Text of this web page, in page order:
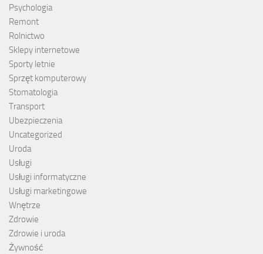
Psychologia
Remont
Rolnictwo
Sklepy internetowe
Sporty letnie
Sprzęt komputerowy
Stomatologia
Transport
Ubezpieczenia
Uncategorized
Uroda
Usługi
Usługi informatyczne
Usługi marketingowe
Wnętrze
Zdrowie
Zdrowie i uroda
Żywność